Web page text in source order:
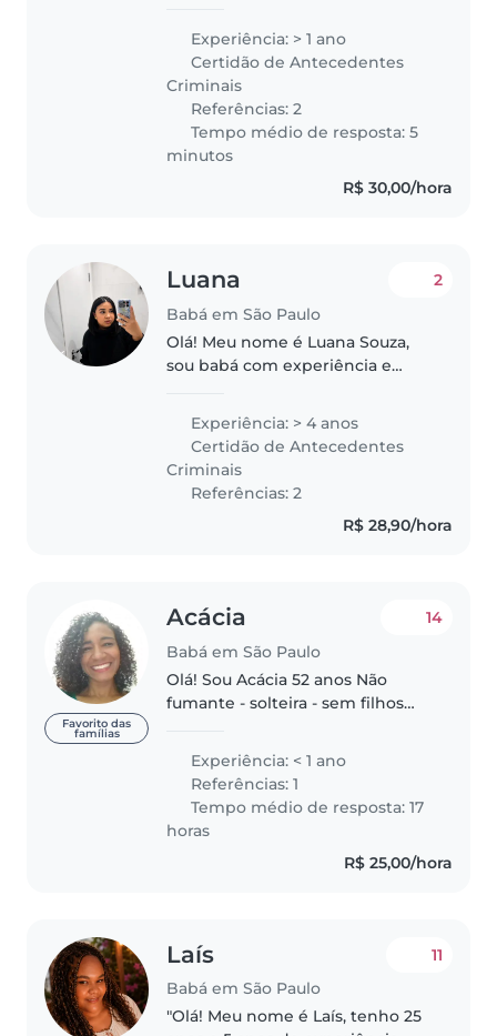
experiência em cuidar de
crianças e bebês. Sou uma
pessoa muito responsável,
pontual. Tenho carro,..
Experiência: > 1 ano
Certidão de Antecedentes
Criminais
Referências: 2
Tempo médio de resposta: 5
minutos
R$ 30,00/hora
Luana
Babá em São Paulo
2
Olá! Meu nome é Luana Souza,
sou babá com experiência e
Tenho 24 anos de idade e 4 anos
de experiência com crianças de
diferentes idades, desde bebês..
Experiência: > 4 anos
Certidão de Antecedentes
Criminais
Referências: 2
R$ 28,90/hora
Favorito das
famílias
Acácia
Babá em São Paulo
14
Olá! Sou Acácia 52 anos Não
fumante - solteira - sem filhos
2nos) professora de reforço
Experiência: < 1 ano
Referências: 1
Tempo médio de resposta: 17
horas
R$ 25,00/hora
Laís
Babá em São Paulo
11
"Olá! Meu nome é Laís, tenho 25